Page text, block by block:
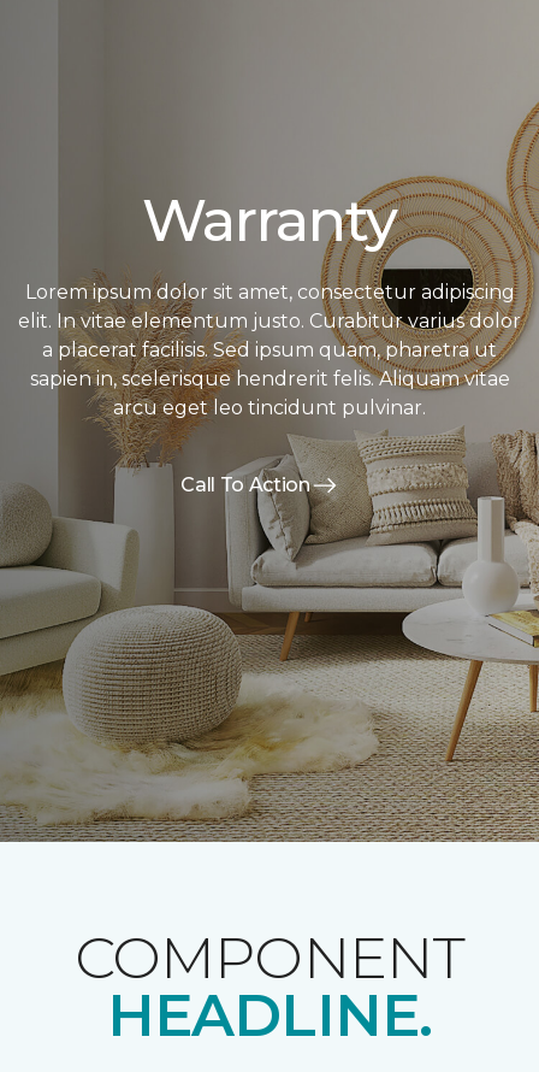
Warranty
Lorem ipsum dolor sit amet, consectetur adipiscing
elit. In vitae elementum justo. Curabitur varius dolor
a placerat facilisis. Sed ipsum quam, pharetra ut
sapien in, scelerisque hendrerit felis. Aliquam vitae
arcu eget leo tincidunt pulvinar.
Call To Action
COMPONENT
HEADLINE.